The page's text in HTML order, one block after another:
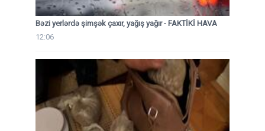
Bəzi yerlərdə şimşək çaxır, yağış yağır - FAKTİKİ HAVA
12:06